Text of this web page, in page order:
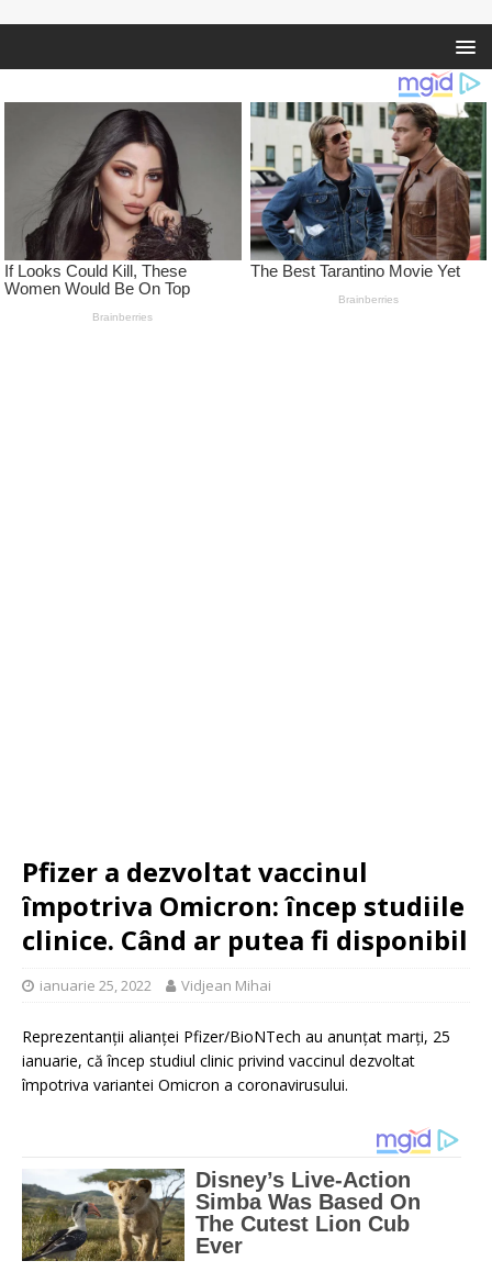
Pfizer a dezvoltat vaccinul
împotriva Omicron: încep studiile
clinice. Când ar putea fi disponibil
ianuarie 25, 2022 Vidjean Mihai
Reprezentanții alianței Pfizer/BioNTech au anunțat marți, 25
ianuarie, că încep studiul clinic privind vaccinul dezvoltat
împotriva variantei Omicron a coronavirusului.